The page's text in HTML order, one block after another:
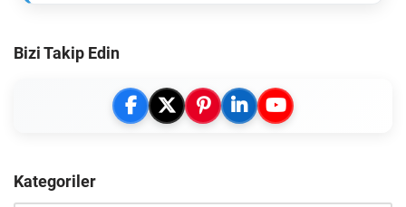
Bizi Takip Edin
Kategoriler